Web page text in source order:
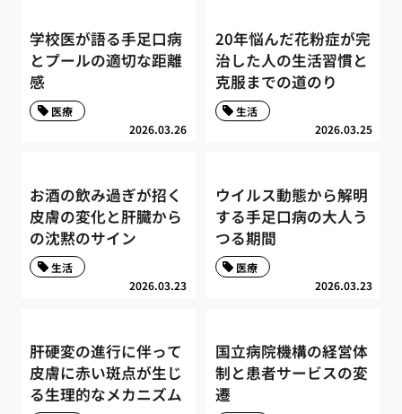
学校医が語る手足口病
とプールの適切な距離
感
2026.03.26
医療
20年悩んだ花粉症が完
治した人の生活習慣と
克服までの道のり
2026.03.25
生活
お酒の飲み過ぎが招く
皮膚の変化と肝臓から
の沈黙のサイン
2026.03.23
生活
ウイルス動態から解明
する手足口病の大人う
つる期間
2026.03.23
医療
肝硬変の進行に伴って
皮膚に赤い斑点が生じ
る生理的なメカニズム
国立病院機構の経営体
制と患者サービスの変
遷